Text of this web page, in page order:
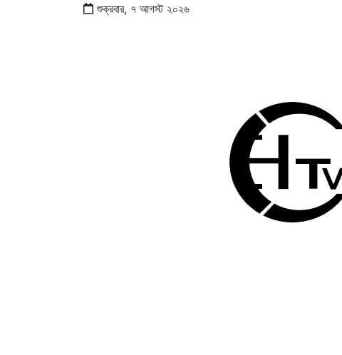
শুক্রবার, ৭ আগস্ট ২০২৬